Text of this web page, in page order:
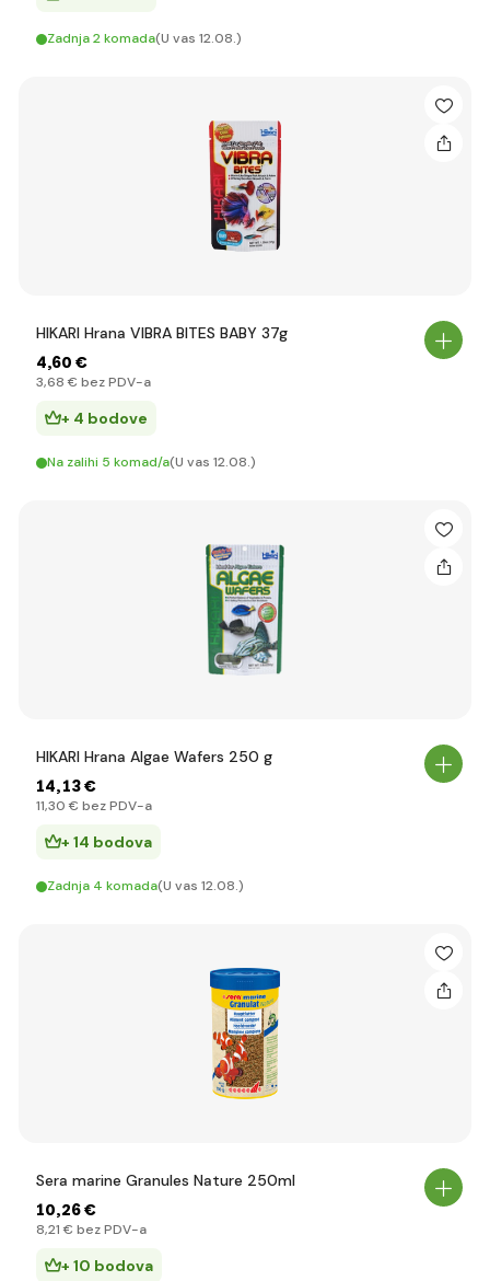
Zadnja 2 komada(U vas 12.08.)
HIKARI Hrana VIBRA BITES BABY 37g
4,60 €
3,68 € bez PDV-a
+ 4 bodove
Na zalihi 5 komad/a(U vas 12.08.)
HIKARI Hrana Algae Wafers 250 g
14,13 €
11,30 € bez PDV-a
+ 14 bodova
Zadnja 4 komada(U vas 12.08.)
Sera marine Granules Nature 250ml
10,26 €
8,21 € bez PDV-a
+ 10 bodova